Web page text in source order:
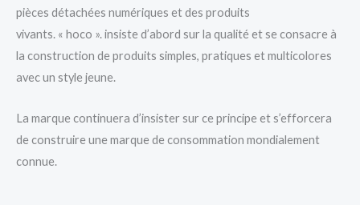
pièces détachées numériques et des produits
vivants. « hoco ». insiste d’abord sur la qualité et se consacre à
la construction de produits simples, pratiques et multicolores
avec un style jeune.
La marque continuera d’insister sur ce principe et s’efforcera
de construire une marque de consommation mondialement
connue.